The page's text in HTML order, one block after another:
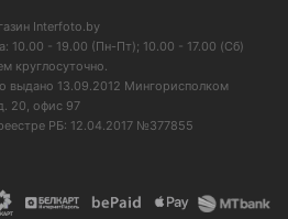
Interfoto.by
10.00 - 19.00 (Пн-Пт); 10.00 - 17.00 (Сб)
круглосуточно.
выдано 13.09.2012 Мингорисполком
20, офис 97
РБ: 12.04.2017 №377855